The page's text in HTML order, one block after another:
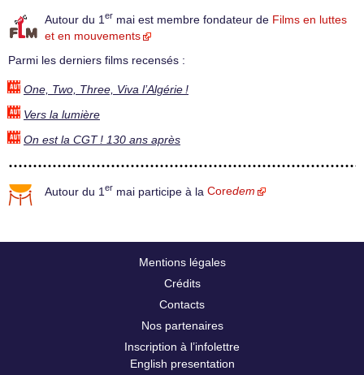
Autour du 1 er mai est membre fondateur de Films en luttes
et en mouvements
Parmi les derniers films recensés :
One, Two, Three, Viva l’Algérie !
Vers la lumière
On est la CGT ! 130 ans après
Autour du 1 er mai participe à la Coredem
Mentions légales
Crédits
Contacts
Nos partenaires
Inscription à l’infolettre
English presentation